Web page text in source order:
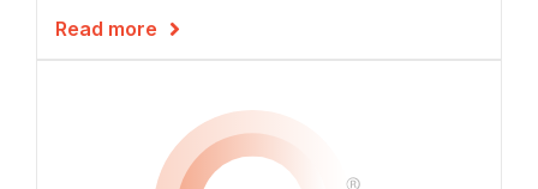
Read more 